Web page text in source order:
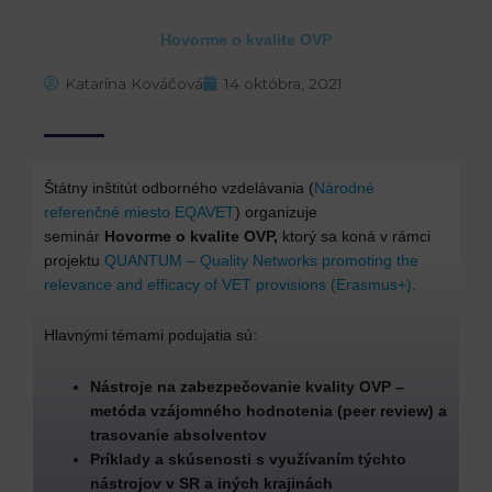
Hovorme o kvalite OVP
Katarína Kováčová 14 októbra, 2021
Štátny inštitút odborného vzdelávania (Národné
referenčné miesto EQAVET) organizuje
seminár Hovorme o kvalite OVP, ktorý sa koná v rámci
projektu QUANTUM – Quality Networks promoting the
relevance and efficacy of VET provisions (Erasmus+).
Hlavnými témami podujatia sú:
Nástroje na zabezpečovanie kvality OVP –
metóda vzájomného hodnotenia (peer review) a
trasovanie absolventov
Príklady a skúsenosti s využívaním týchto
nástrojov v SR a iných krajinách